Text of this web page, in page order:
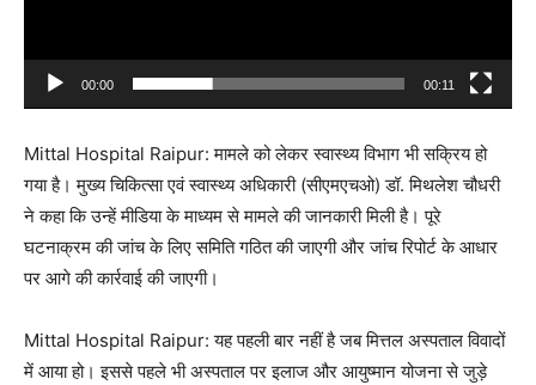
00:00 00:11
Mittal Hospital Raipur: मामले को लेकर स्वास्थ्य विभाग भी सक्रिय हो
गया है। मुख्य चिकित्सा एवं स्वास्थ्य अधिकारी (सीएमएचओ) डॉ. मिथलेश चौधरी
ने कहा कि उन्हें मीडिया के माध्यम से मामले की जानकारी मिली है। पूरे
घटनाक्रम की जांच के लिए समिति गठित की जाएगी और जांच रिपोर्ट के आधार
पर आगे की कार्रवाई की जाएगी।
Mittal Hospital Raipur: यह पहली बार नहीं है जब मित्तल अस्पताल विवादों
में आया हो। इससे पहले भी अस्पताल पर इलाज और आयुष्मान योजना से जुड़े